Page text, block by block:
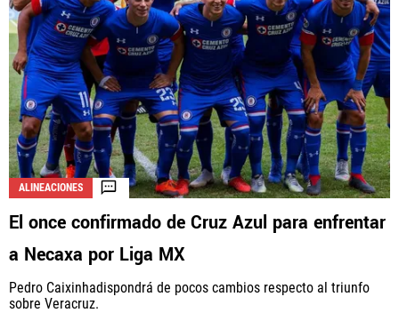
ALINEACIONES
El once confirmado de Cruz Azul para enfrentar
a Necaxa por Liga MX
Pedro Caixinhadispondrá de pocos cambios respecto al triunfo
sobre Veracruz.